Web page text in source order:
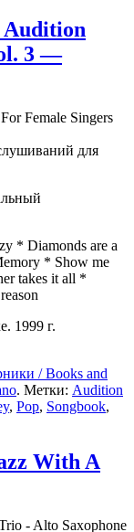
3 —
для
* Diamonds are a
* Show me
takes it all *
1999 г.
/ Books and
. Метки: Audition
, Pop, Songbook,
With A